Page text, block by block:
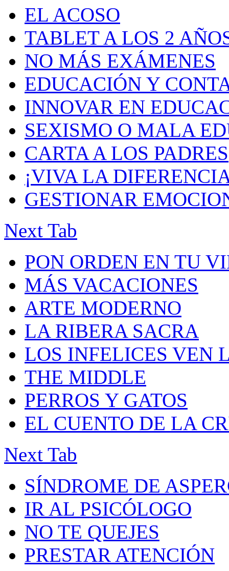
EL ACOSO
TABLET A LOS 2
NO MÁS EXÁMENES
EDUCACIÓN Y
INNOVAR EN
SEXISMO O MALA
CARTA A LOS PADRES
¡VIVA LA
GESTIONAR
Next Tab
PON ORDEN EN TU
MÁS VACACIONES
ARTE MODERNO
LA RIBERA SACRA
LOS INFELICES VEN
THE MIDDLE
PERROS Y GATOS
EL CUENTO DE LA
Next Tab
SÍNDROME DE
IR AL PSICÓLOGO
NO TE QUEJES
PRESTAR ATENCIÓN